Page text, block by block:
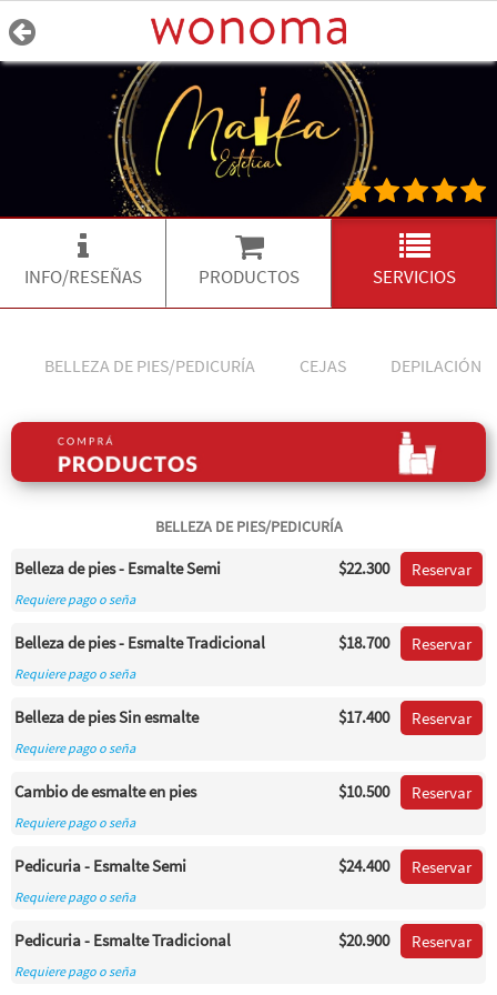
INFO/RESEÑAS PRODUCTOS SERVICIOS
BELLEZA DE PIES/PEDICURÍA CEJAS DEPILACIÓN
BELLEZA DE PIES/PEDICURÍA
Belleza de pies - Esmalte Semi $22.300 Reservar
Requiere pago o seña
Belleza de pies - Esmalte Tradicional $18.700 Reservar
Requiere pago o seña
Belleza de pies Sin esmalte $17.400 Reservar
Requiere pago o seña
Cambio de esmalte en pies $10.500 Reservar
Requiere pago o seña
Pedicuria - Esmalte Semi $24.400 Reservar
Requiere pago o seña
Pedicuria - Esmalte Tradicional $20.900 Reservar
Requiere pago o seña